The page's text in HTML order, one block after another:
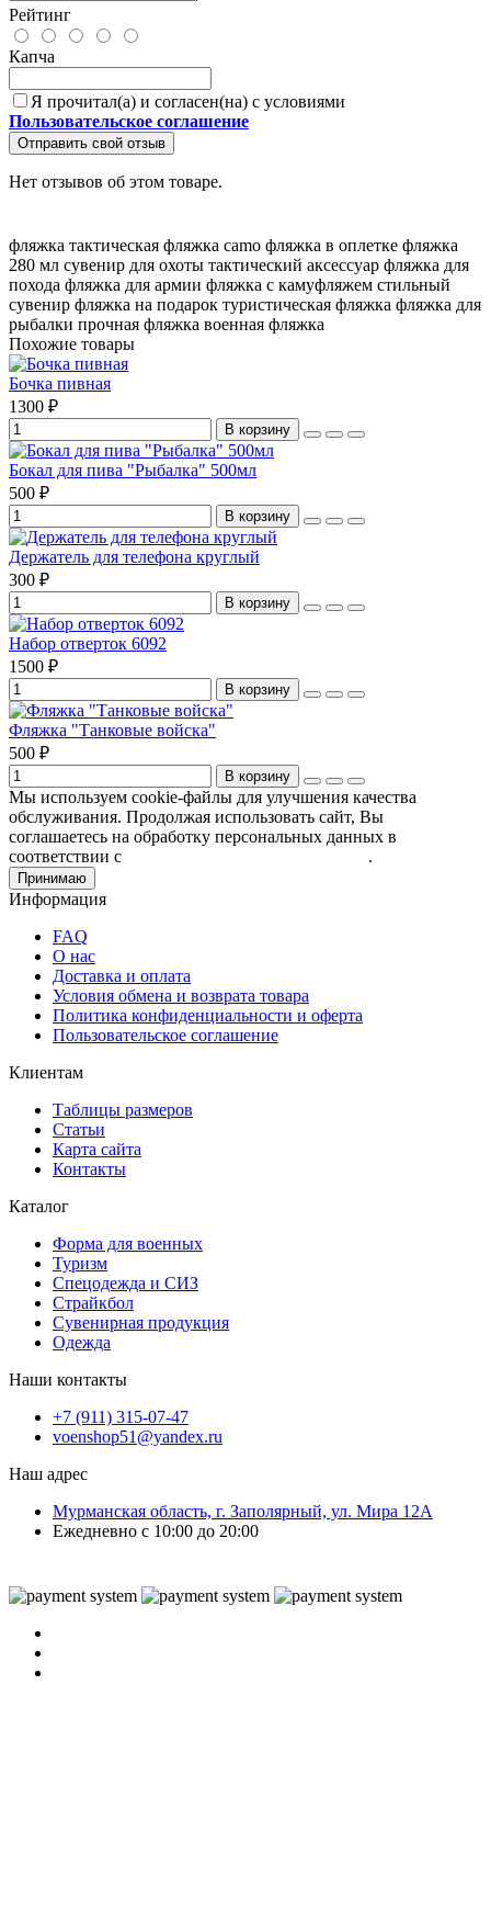
Рейтинг
Капча
Я прочитал(а) и согласен(на) с условиями
Пользовательское соглашение
Отправить свой отзыв
Нет отзывов об этом товаре.
фляжка тактическая фляжка camo фляжка в оплетке фляжка
280 мл сувенир для охоты тактический аксессуар фляжка для
похода фляжка для армии фляжка с камуфляжем стильный
сувенир фляжка на подарок туристическая фляжка фляжка для
рыбалки прочная фляжка военная фляжка
Похожие товары
Бочка пивная
1300 ₽
В корзину
Бокал для пива "Рыбалка" 500мл
500 ₽
В корзину
Держатель для телефона круглый
300 ₽
В корзину
Набор отверток 6092
1500 ₽
В корзину
Фляжка "Танковые войска"
500 ₽
В корзину
Мы используем cookie-файлы для улучшения качества
обслуживания. Продолжая использовать сайт, Вы
соглашаетесь на обработку персональных данных в
соответствии с
.
Принимаю
Информация
FAQ
О нас
Доставка и оплата
Условия обмена и возврата товара
Политика конфиденциальности и оферта
Пользовательское соглашение
Клиентам
Таблицы размеров
Статьи
Карта сайта
Контакты
Каталог
Форма для военных
Туризм
Спецодежда и СИЗ
Страйкбол
Сувенирная продукция
Одежда
Наши контакты
+7 (911) 315-07-47
voenshop51@yandex.ru
Наш адрес
Мурманская область, г. Заполярный, ул. Мира 12А
Ежедневно с 10:00 до 20:00